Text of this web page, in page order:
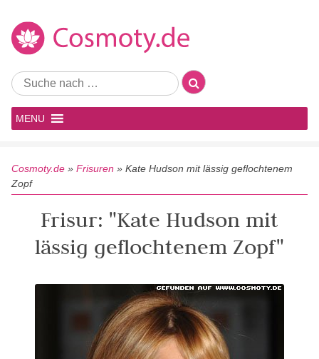
MENU
Cosmoty.de » Frisuren » Kate Hudson mit lässig geflochtenem
Zopf
Frisur: "Kate Hudson mit
lässig geflochtenem Zopf"